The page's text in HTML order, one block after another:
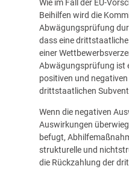
Wie im Fall der EU-
Beihilfen wird die
Abwägungsprüfung
dass eine
einer
Abwägungsprüfung ist
positiven und
drittstaatlichen
Wenn die negativen
Auswirkungen
befugt,
strukturelle und
die Rückzahlung der